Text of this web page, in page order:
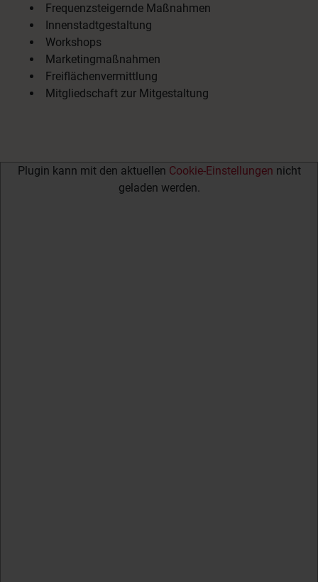
Frequenzsteigernde Maßnahmen
Innenstadtgestaltung
Workshops
Marketingmaßnahmen
Freiflächenvermittlung
Mitgliedschaft zur Mitgestaltung
Plugin kann mit den aktuellen Cookie-Einstellungen nicht
geladen werden.